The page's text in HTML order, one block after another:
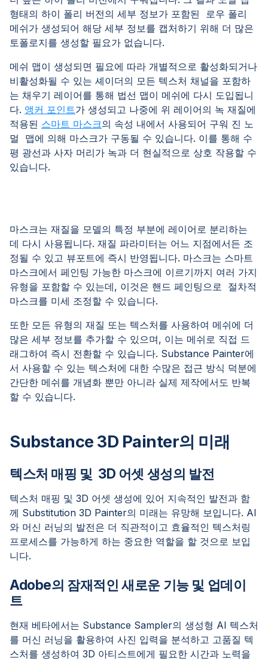
형태의 하이 폴리 버전의 세부 정보가 포함된 로우 폴리
메쉬가 생성되어 해당 세부 정보를 캡처하기 위해 더 많은
토폴로지를 생성할 필요가 없습니다.
메쉬 맵이 생성되면 필요에 따라 개별적으로 활성화되거나
비활성화될 수 있는 셰이더의 모든 텍스처 채널을 포함하
는 채우기 레이어를 통해 법선 맵이 메쉬에 다시 도입됩니
다. 앵커 포인트가 생성되고 나중에 위 레이어의 녹 재질에
적용된 스마트 마스크의 속성 내에서 사용되어 구워 진 노
멀 맵에 의해 마스크가 구동될 수 있습니다. 이를 통해 수
평 광선과 사자 머리가 녹과 더 현실적으로 상호 작용할 수
있습니다.
마스크는 재질을 모델의 특정 부분에 레이어로 분리하는
데 다시 사용됩니다. 재질 파라미터는 어느 지점에서든 조
정될 수 있고 뷰포트에 즉시 반영됩니다. 마스크는 스마트
마스크에서 페인팅 가능한 마스크에 이르기까지 여러 가지
유형을 포함할 수 있는데, 이것은 핸드 페인팅으로 절차적
마스크를 미세 조정할 수 있습니다.
또한 모든 유형의 재질 또는 텍스처를 사용하여 메쉬에 더
많은 세부 정보를 추가할 수 있으며, 이는 메쉬로 직접 드
래그하여 즉시 전환할 수 있습니다. Substance Painter에
서 사용할 수 있는 텍스처에 대한 수많은 접근 방식 덕분에
간단한 메쉬를 개념화 뿐만 아니라 실제 제작에서도 반복
할 수 있습니다.
Substance 3D Painter의 미래
텍스처 매핑 및 3D 어셋 생성의 발전
텍스처 매핑 및 3D 어셋 생성에 있어 지속적인 발전과 함
께 Substitution 3D Painter의 미래는 유망해 보입니다. AI
와 머신 러닝의 발전은 더 직관적이고 효율적인 텍스처링
프로세스를 가능하게 하는 중요한 역할을 할 것으로 보입
니다.
Adobe의 잠재적인 새로운 기능 및 업데이
트
현재 베타에서는 Substance Sampler의 생성형 AI 텍스처
를 머신 러닝을 활용하여 사진 입력을 분석하고 고품질 텍
스처를 생성하여 3D 아티스트에게 필요한 시간과 노력을